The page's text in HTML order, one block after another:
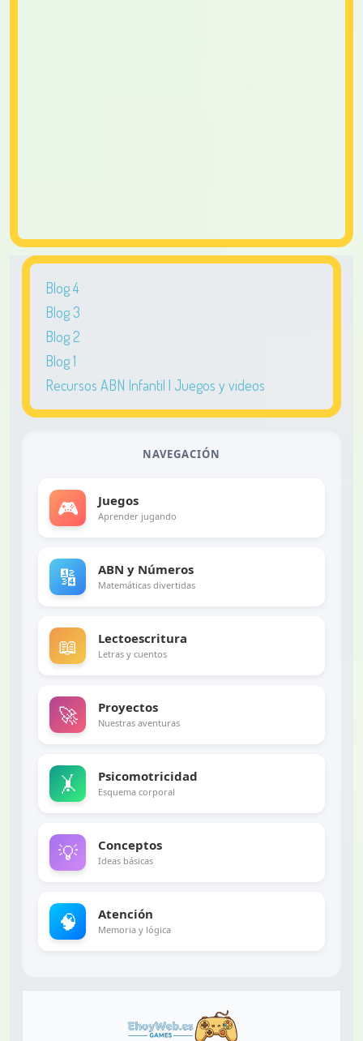
Blog 4
Blog 3
Blog 2
Blog 1
Recursos ABN Infantil | Juegos y videos
NAVEGACIÓN
🎮 Juegos
Aprender jugando
🔢 ABN y Números
Matemáticas divertidas
📖 Lectoescritura
Letras y cuentos
🚀 Proyectos
Nuestras aventuras
🤸 Psicomotricidad
Esquema corporal
💡 Conceptos
Ideas básicas
🧠 Atención
Memoria y lógica